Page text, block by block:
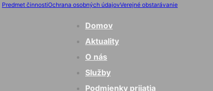
Predmet činnostiOchrana osobných údajovVerejné obstarávanie
Domov
Aktuality
O nás
Služby
Podmienky prijatia